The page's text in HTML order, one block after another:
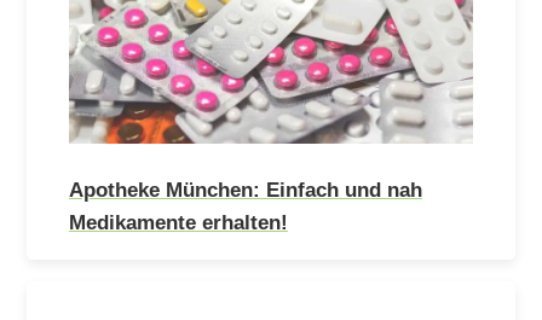
Apotheke München: Einfach und nah
Medikamente erhalten!